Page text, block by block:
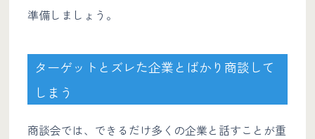
準備しましょう。
ターゲットとズレた企業とばかり商談して
しまう
商談会では、できるだけ多くの企業と話すことが重